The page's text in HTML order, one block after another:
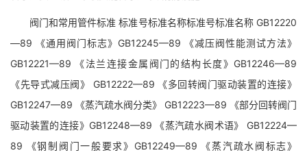
阀门和常用管件标准 标准号标准名称标准号标准名称 GB12220
—89 《通用阀门标志》GB12245—89 《减压阀性能测试方法》
GB12221—89 《法兰连接金属阀门的结构长度》GB12246—89
《先导式减压阀》 GB12222—89 《多回转阀门驱动装置的连接》
GB12247—89 《蒸汽疏水阀分类》 GB12223—89 《部分回转阀门
驱动装置的连接》GB12248—89 《蒸汽疏水阀术语》 GB12224—
89 《钢制阀门一般要求》GB12249—89 《蒸汽疏水阀标志》